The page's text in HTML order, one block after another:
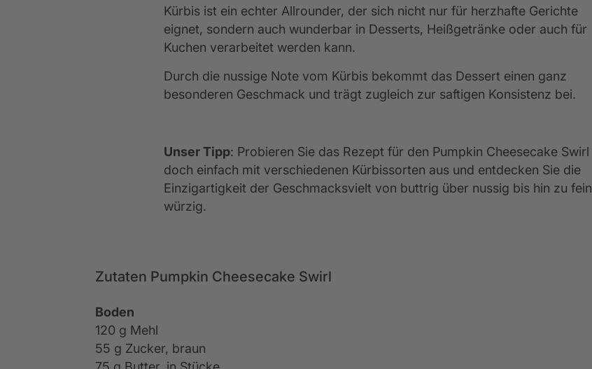
Kürbis ist ein echter Allrounder, der sich nicht nur für herzhafte Gerichte
eignet, sondern auch wunderbar in Desserts, Heißgetränke oder auch für
Kuchen verarbeitet werden kann.
Durch die nussige Note vom Kürbis bekommt das Dessert einen ganz
besonderen Geschmack und trägt zugleich zur saftigen Konsistenz bei.
Unser Tipp: Probieren Sie das Rezept für den Pumpkin Cheesecake Swirl
doch einfach mit verschiedenen Kürbissorten aus und entdecken Sie die
Einzigartigkeit der Geschmacksvielt von buttrig über nussig bis hin zu fein
würzig.
Zutaten Pumpkin Cheesecake Swirl
Boden
120 g Mehl
55 g Zucker, braun